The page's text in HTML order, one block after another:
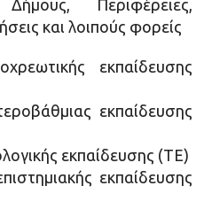
Περιφέρειες,
και λοιπούς φορείς
εκπαίδευσης
εκπαίδευσης
εκπαίδευσης (ΤΕ)
εκπαίδευσης